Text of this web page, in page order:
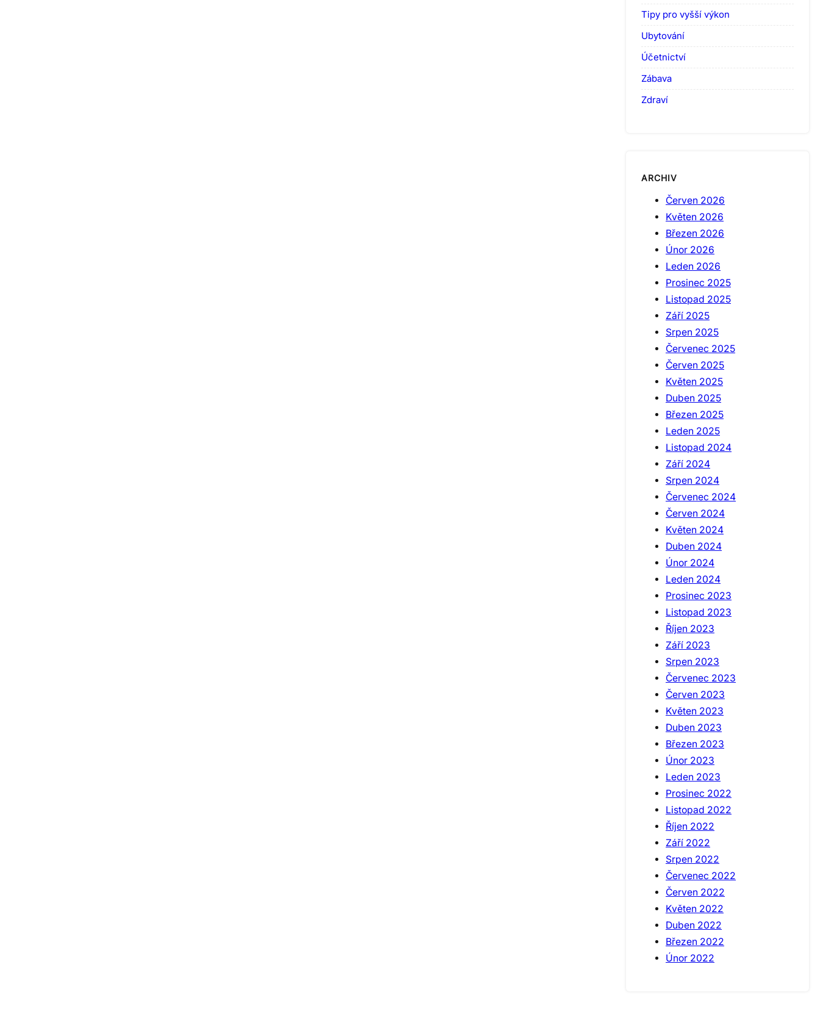
Tipy pro vyšší výkon
Ubytování
Účetnictví
Zábava
Zdraví
ARCHIV
Červen 2026
Květen 2026
Březen 2026
Únor 2026
Leden 2026
Prosinec 2025
Listopad 2025
Září 2025
Srpen 2025
Červenec 2025
Červen 2025
Květen 2025
Duben 2025
Březen 2025
Leden 2025
Listopad 2024
Září 2024
Srpen 2024
Červenec 2024
Červen 2024
Květen 2024
Duben 2024
Únor 2024
Leden 2024
Prosinec 2023
Listopad 2023
Říjen 2023
Září 2023
Srpen 2023
Červenec 2023
Červen 2023
Květen 2023
Duben 2023
Březen 2023
Únor 2023
Leden 2023
Prosinec 2022
Listopad 2022
Říjen 2022
Září 2022
Srpen 2022
Červenec 2022
Červen 2022
Květen 2022
Duben 2022
Březen 2022
Únor 2022